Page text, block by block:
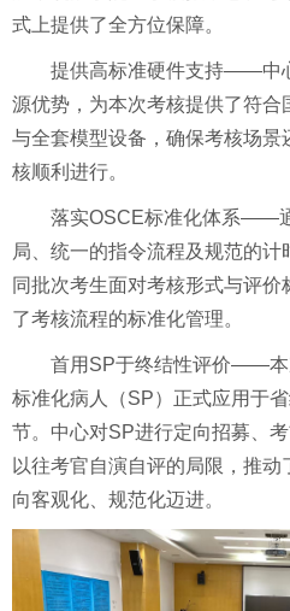
式上提供了全方位保障。
提供高标准硬件支持——中
源优势，为本次考核提供了符合
与全套模型设备，确保考核场
核顺利进行。
落实OSCE标准化体系——
局、统一的指令流程及规范的
同批次考生面对考核形式与评
了考核流程的标准化管理。
首用SP于终结性评价——本
标准化病人（SP）正式应用于
节。中心对SP进行定向招募、
以往考官自演自评的局限，推
向客观化、规范化迈进。